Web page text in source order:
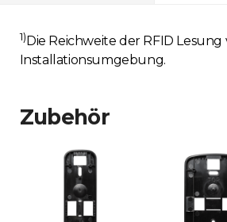
1) Die Reichweite der RFID Lesung
Installationsumgebung.
Zubehör